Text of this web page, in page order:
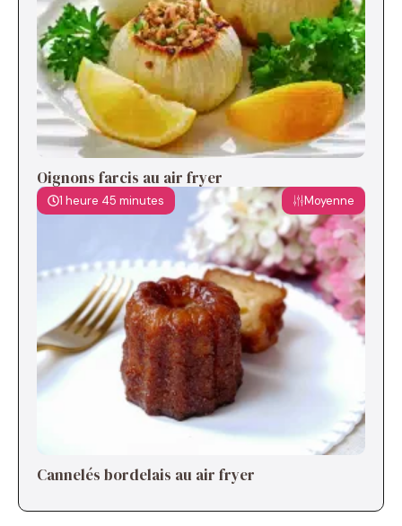
Oignons farcis au air fryer
1 heure 45 minutes Moyenne
Cannelés bordelais au air fryer